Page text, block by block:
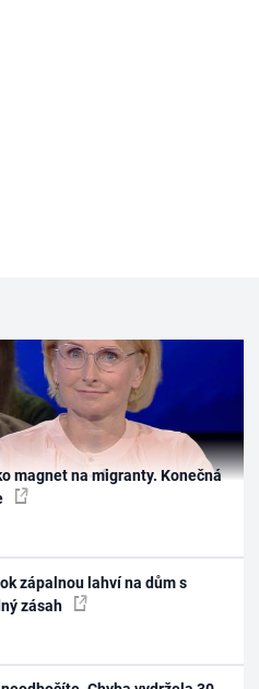
magnet na migranty. Konečná
zápalnou lahví na dům s
zásah